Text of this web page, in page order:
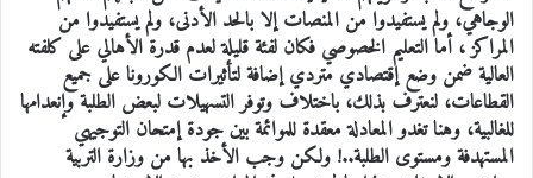
الوجاهي، ولم يستفيدوا من المنصات إلا بالحد الأدنى، ولم يستفيدوا من
المراكز ، أما التعليم الخصوصي فكان لفئة قليلة لعدم قدرة الأهالي على كلفته
العالية ضمن وضع إقتصادي متردي إضافة لتأثيرات الكورونا على جميع
القطاعات، لنعترف بذلك، باختلاف وتوفر التسهيلات لبعض الطلبة وإنعدامها
للغالبية، وهنا تغدو المعادلة معقدة للموائمة بين جودة إمتحان التوجيهي
المستهدفة ومستوى الطلبة..! ولكن وجب الأخذ بها من وزارة التربية